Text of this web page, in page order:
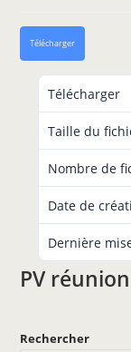
Télécharger
Télécharger
Taille du
Nombre de
Date de
Dernière
PV
Rechercher